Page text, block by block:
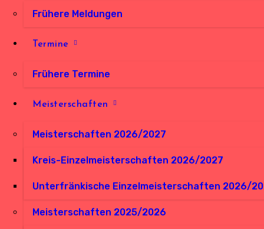
Frühere Meldungen
Termine
Frühere Termine
Meisterschaften
Meisterschaften 2026/2027
Kreis-Einzelmeisterschaften 2026/2027
Unterfränkische Einzelmeisterschaften 2026/
Meisterschaften 2025/2026